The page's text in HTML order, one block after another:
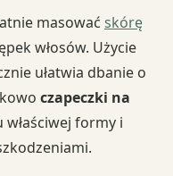
masować skórę
włosów. Użycie
ułatwia dbanie o
czapeczki na
formy i